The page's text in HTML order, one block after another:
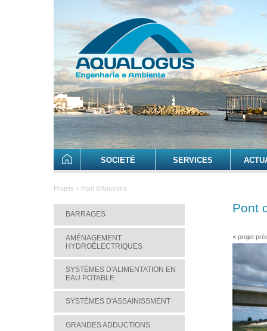
SOCIETÉ SERVICES
Projets > Pont d’Amoreira
BARRAGES
AMÉNAGEMENT
HYDROÉLECTRIQUES
SYSTÈMES D'ALIMENTATION EN
EAU POTABLE
SYSTÈMES D'ASSAINISSMENT
GRANDES ADDUCTIONS
Pont
< projet